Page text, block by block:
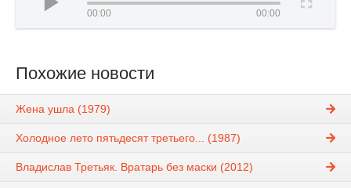
00:00 00:00
Похожие новости
Жена ушла (1979)
Холодное лето пятьдесят третьего... (1987)
Владислав Третьяк. Вратарь без маски (2012)